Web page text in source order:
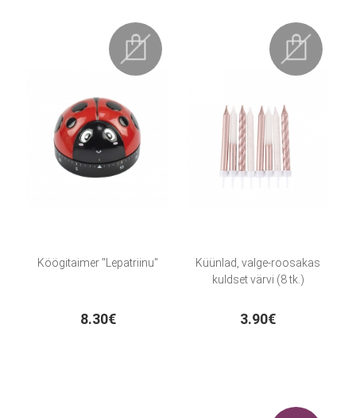
Köögitaimer "Lepatriinu"
8.30€
Küünlad, valge-roosakas
kuldset värvi (8 tk.)
3.90€